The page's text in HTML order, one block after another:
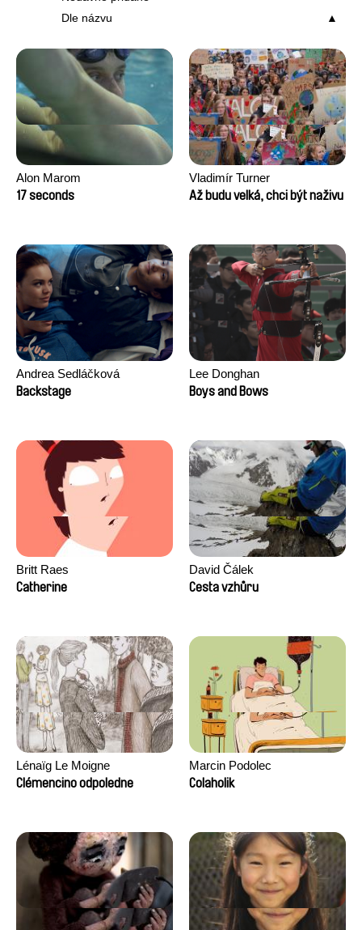
Dle názvu
Alon Marom
17 seconds
Vladimír Turner
Až budu velká, chci být naživu
Andrea Sedláčková
Backstage
Lee Donghan
Boys and Bows
Britt Raes
Catherine
David Čálek
Cesta vzhůru
Lénaïg Le Moigne
Clémencino odpoledne
Marcin Podolec
Colaholik